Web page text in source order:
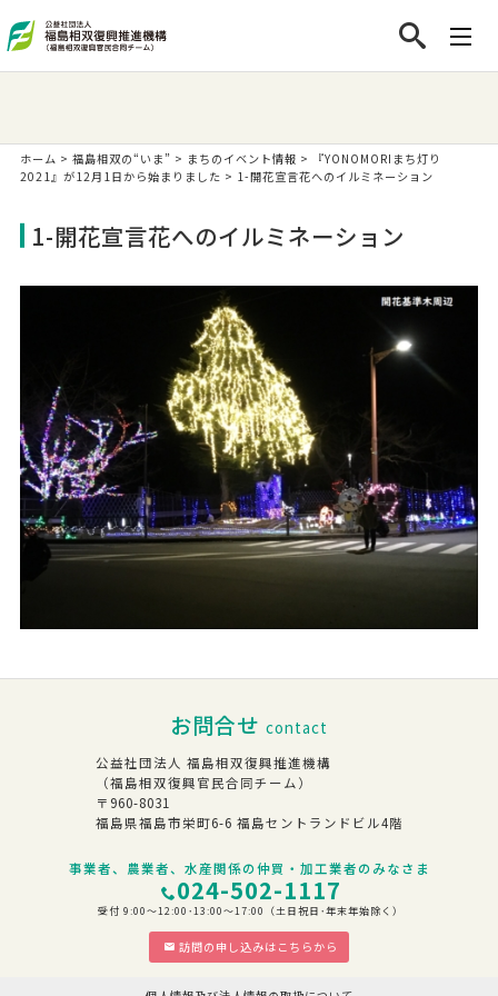
ホーム > 福島相双の“いま” > まちのイベント情報 >
『YONOMORIまち灯り
2021』が12月1日から始まりました > 1-開花宣言花へのイルミネーション
1-開花宣言花へのイルミネーション
お問合せ contact
公益社団法人 福島相双復興推進機構
（福島相双復興官民合同チーム）
〒960-8031
福島県福島市栄町6-6 福島セントランドビル4階
事業者、農業者、水産関係の仲買・加工業者のみなさま
024-502-1117
受付 9:00～12:00･13:00～17:00（土日祝日･年末年始除く）
訪問の申し込みはこちらから